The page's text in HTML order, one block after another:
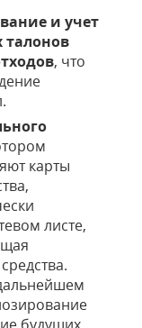
и учет
талонов
, что
карты
листе,